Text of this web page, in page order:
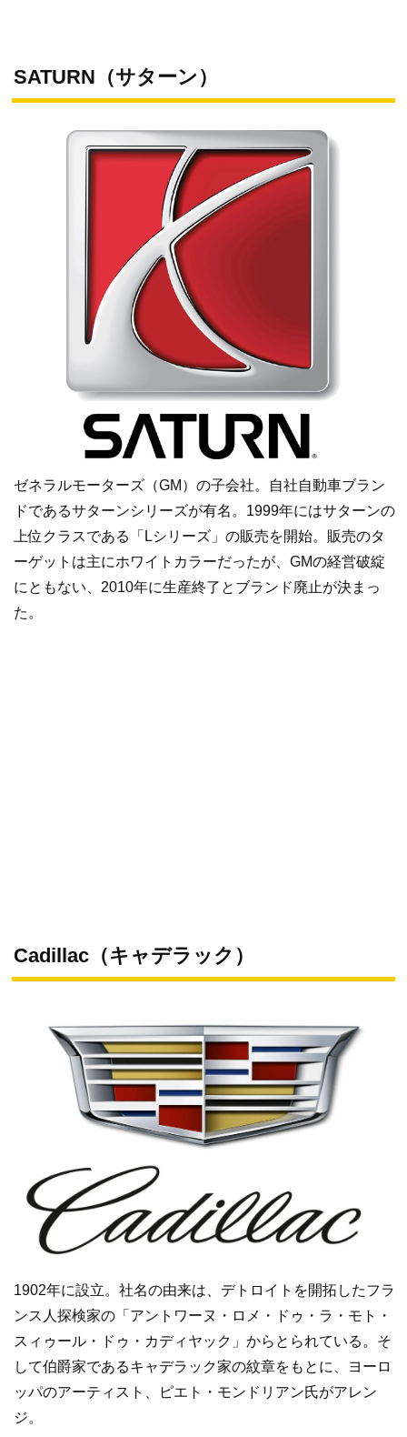
SATURN（サターン）
ゼネラルモーターズ（GM）の子会社。自社自動車ブラン
ドであるサターンシリーズが有名。1999年にはサターンの
上位クラスである「Lシリーズ」の販売を開始。販売のタ
ーゲットは主にホワイトカラーだったが、GMの経営破綻
にともない、2010年に生産終了とブランド廃止が決まっ
た。
Cadillac（キャデラック）
1902年に設立。社名の由来は、デトロイトを開拓したフラ
ンス人探検家の「アントワーヌ・ロメ・ドゥ・ラ・モト・
スィゥール・ドゥ・カディヤック」からとられている。そ
して伯爵家であるキャデラック家の紋章をもとに、ヨーロ
ッパのアーティスト、ピエト・モンドリアン氏がアレン
ジ。